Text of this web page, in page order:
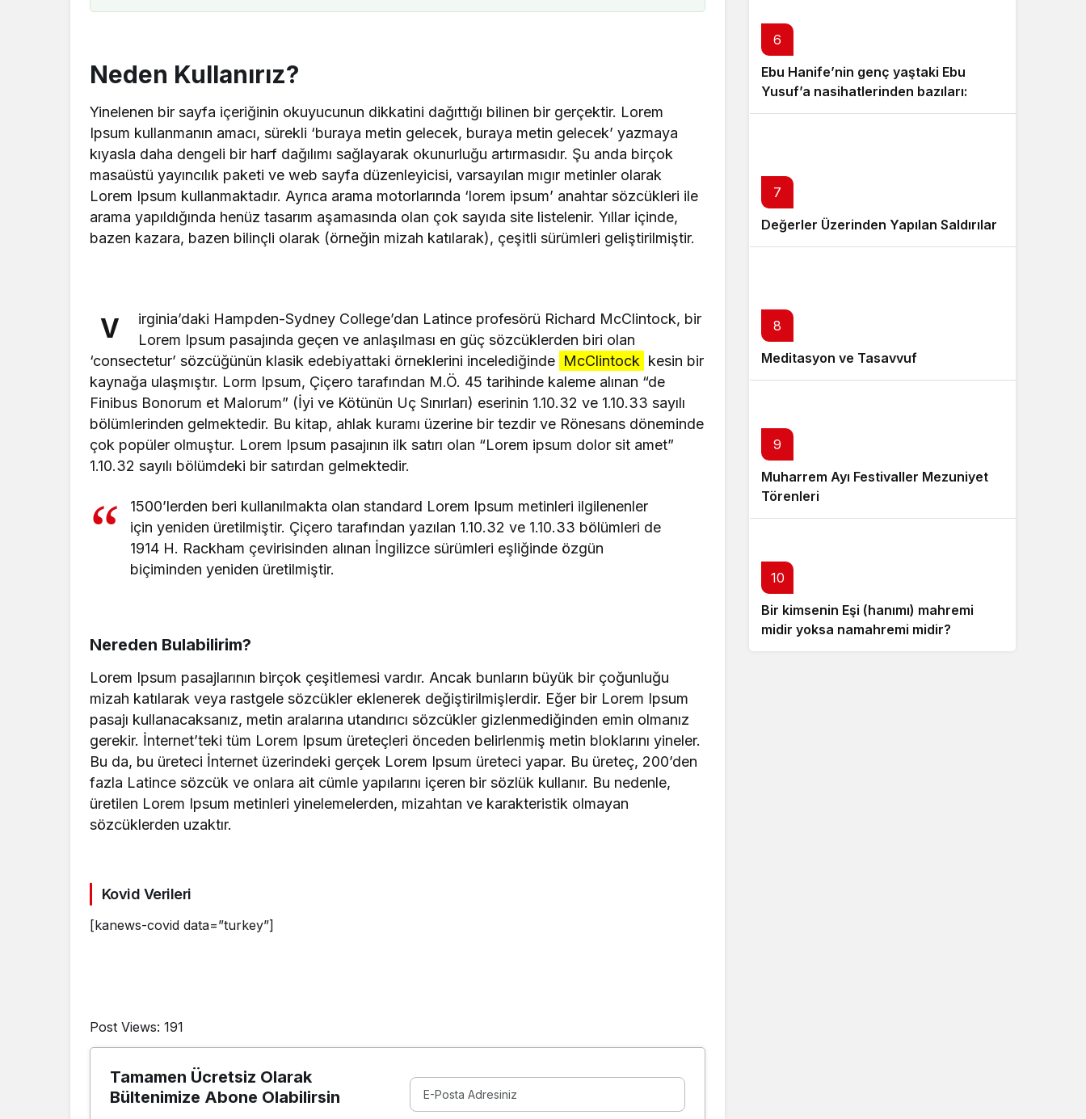
Neden Kullanırız?
Yinelenen bir sayfa içeriğinin okuyucunun dikkatini dağıttığı bilinen bir gerçektir. Lorem
Ipsum kullanmanın amacı, sürekli ‘buraya metin gelecek, buraya metin gelecek’ yazmaya
kıyasla daha dengeli bir harf dağılımı sağlayarak okunurluğu artırmasıdır. Şu anda birçok
masaüstü yayıncılık paketi ve web sayfa düzenleyicisi, varsayılan mıgır metinler olarak
Lorem Ipsum kullanmaktadır. Ayrıca arama motorlarında ‘lorem ipsum’ anahtar sözcükleri ile
arama yapıldığında henüz tasarım aşamasında olan çok sayıda site listelenir. Yıllar içinde,
bazen kazara, bazen bilinçli olarak (örneğin mizah katılarak), çeşitli sürümleri geliştirilmiştir.
V
irginia’daki Hampden-Sydney College’dan Latince profesörü Richard McClintock, bir
Lorem Ipsum pasajında geçen ve anlaşılması en güç sözcüklerden biri olan
‘consectetur’ sözcüğünün klasik edebiyattaki örneklerini incelediğinde McClintock kesin bir
kaynağa ulaşmıştır. Lorm Ipsum, Çiçero tarafından M.Ö. 45 tarihinde kaleme alınan “de
Finibus Bonorum et Malorum” (İyi ve Kötünün Uç Sınırları) eserinin 1.10.32 ve 1.10.33 sayılı
bölümlerinden gelmektedir. Bu kitap, ahlak kuramı üzerine bir tezdir ve Rönesans döneminde
çok popüler olmuştur. Lorem Ipsum pasajının ilk satırı olan “Lorem ipsum dolor sit amet”
1.10.32 sayılı bölümdeki bir satırdan gelmektedir.
1500’lerden beri kullanılmakta olan standard Lorem Ipsum metinleri ilgilenenler
için yeniden üretilmiştir. Çiçero tarafından yazılan 1.10.32 ve 1.10.33 bölümleri de
1914 H. Rackham çevirisinden alınan İngilizce sürümleri eşliğinde özgün
biçiminden yeniden üretilmiştir.
Nereden Bulabilirim?
Lorem Ipsum pasajlarının birçok çeşitlemesi vardır. Ancak bunların büyük bir çoğunluğu
mizah katılarak veya rastgele sözcükler eklenerek değiştirilmişlerdir. Eğer bir Lorem Ipsum
pasajı kullanacaksanız, metin aralarına utandırıcı sözcükler gizlenmediğinden emin olmanız
gerekir. İnternet’teki tüm Lorem Ipsum üreteçleri önceden belirlenmiş metin bloklarını yineler.
Bu da, bu üreteci İnternet üzerindeki gerçek Lorem Ipsum üreteci yapar. Bu üreteç, 200’den
fazla Latince sözcük ve onlara ait cümle yapılarını içeren bir sözlük kullanır. Bu nedenle,
üretilen Lorem Ipsum metinleri yinelemelerden, mizahtan ve karakteristik olmayan
sözcüklerden uzaktır.
Kovid Verileri
[kanews-covid data=”turkey”]
Post Views: 191
Tamamen Ücretsiz Olarak
Bültenimize Abone Olabilirsin
6
Ebu Hanife’nin genç yaştaki Ebu
Yusuf’a nasihatlerinden bazıları:
7
Değerler Üzerinden Yapılan Saldırılar
8
Meditasyon ve Tasavvuf
9
Muharrem Ayı Festivaller Mezuniyet
Törenleri
10
Bir kimsenin Eşi (hanımı) mahremi
midir yoksa namahremi midir?